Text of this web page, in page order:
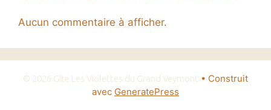
Aucun commentaire à afficher.
© 2026 Gîte Les Violettes du Grand Veymont • Construit
avec GeneratePress